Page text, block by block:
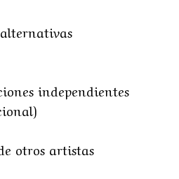
independientes
otros artistas